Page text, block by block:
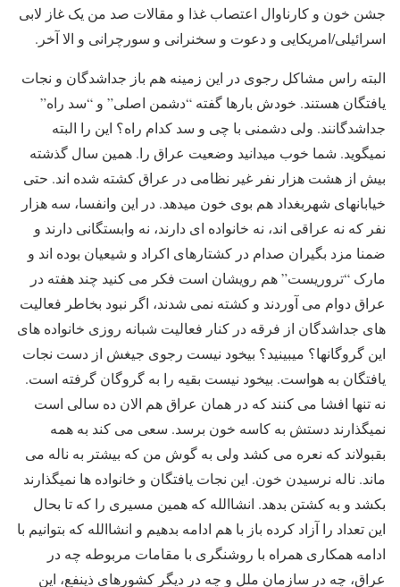
جشن خون و کارناوال اعتصاب غذا و مقالات صد من یک غاز لابی
اسرائیلی/امریکایی و دعوت و سخنرانی و سورچرانی و الا آخر.
البته راس مشاکل رجوی در این زمینه هم باز جداشدگان و نجات
یافتگان هستند. خودش بارها گفته “دشمن اصلی” و “سد راه”
جداشدگانند. ولی دشمنی با چی و سد کدام راه؟ این را البته
نمیگوید. شما خوب میدانید وضعیت عراق را. همین سال گذشته
بیش از هشت هزار نفر غیر نظامی در عراق کشته شده اند. حتی
خیابانهای شهربغداد هم بوی خون میدهد. در این وانفسا، سه هزار
نفر که نه عراقی اند، نه خانواده ای دارند، نه وابستگانی دارند و
ضمنا مزد بگیران صدام در کشتارهای اکراد و شیعیان بوده اند و
مارک “تروریست” هم رویشان است فکر می کنید چند هفته در
عراق دوام می آوردند و کشته نمی شدند، اگر نبود بخاطر فعالیت
های جداشدگان از فرقه در کنار فعالیت شبانه روزی خانواده های
این گروگانها؟ میبینید؟ بیخود نیست رجوی جیغش از دست نجات
یافتگان به هواست. بیخود نیست بقیه را به گروگان گرفته است.
نه تنها افشا می کنند که در همان عراق هم الان ده سالی است
نمیگذارند دستش به کاسه خون برسد. سعی می کند به همه
بقبولاند که نعره می کشد ولی به گوش من که بیشتر به ناله می
ماند. ناله نرسیدن خون. این نجات یافتگان و خانواده ها نمیگذارند
بکشد و به کشتن بدهد. انشاالله که همین مسیری را که تا بحال
این تعداد را آزاد کرده باز با هم ادامه بدهیم و انشاالله که بتوانیم با
ادامه همکاری همراه با روشنگری با مقامات مربوطه چه در
عراق، چه در سازمان ملل و چه در دیگر کشورهای ذینفع، این